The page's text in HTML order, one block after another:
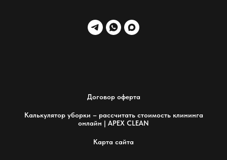
Договор оферта
Калькулятор уборки – рассчитать стоимость клининга
онлайн | APEX CLEAN
Карта сайта